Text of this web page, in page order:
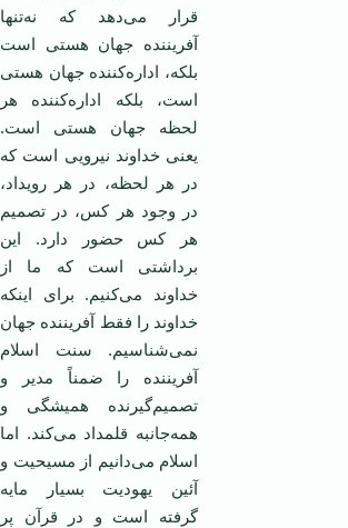
قرار می‌دهد که نه‌تنها
آفریننده جهان هستی است
بلکه، اداره‌کننده جهان هستی
است، بلکه اداره‌کننده هر
لحظه جهان هستی است.
یعنی خداوند نیرویی است که
در هر لحظه، در هر رویداد،
در وجود هر کس، در تصمیم
هر کس حضور دارد. این
برداشتی است که ما از
خداوند می‌کنیم. برای اینکه
خداوند را فقط آفریننده جهان
نمی‌شناسیم. سنت اسلام
آفریننده را ضمناً مدیر و
تصمیم‌گیرنده همیشگی و
همه‌جانبه قلمداد می‌کند. اما
اسلام می‌دانیم از مسیحیت و
آئین یهودیت بسیار مایه
گرفته است و در قرآن پر